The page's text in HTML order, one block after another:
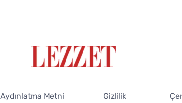
Aydınlatma Metni Gizlilik